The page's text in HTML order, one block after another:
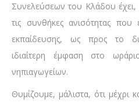
Συνελεύσεων του Κλάδου έχει,
τις συνθήκες ανισότητας
εκπαίδευσης, ως προς το
ιδιαίτερη έμφαση στο
νηπιαγωγείων.
Θυμίζουμε, μάλιστα, ότι